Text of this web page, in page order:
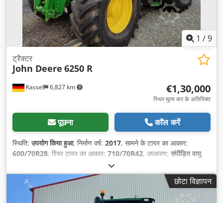
1 /9
Kassel 6,827 km
ट्रैक्टर
John Deere 6250 R
€1,30,000
स्थिर मूल्य कर के अतिरिक्त
पूछना कॉल करें
स्थिति:उपयोग किया हुआ, निर्माण वर्ष: 2017, सामने के टायर का आकार:
600/70R28, रियर टायर का आकार: 710/70R42, उपकरण: संपीड़ित वायु
छोटा विज्ञापन